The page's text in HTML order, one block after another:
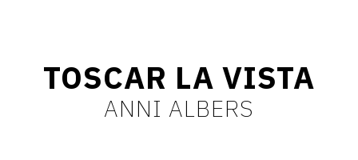
CGU
TOSCAR LA VISTA
ANNI ALBERS